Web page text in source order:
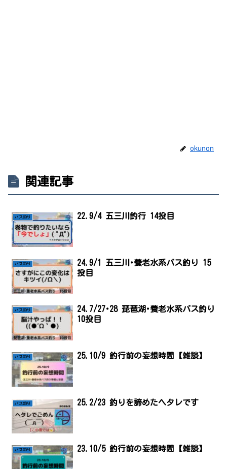
okunon
関連記事
バス釣り 22.9/4 五三川釣行 14投目
バス釣り
24.9/1 五三川･養老水系バス釣り 15
投目
バス釣り
24.7/27･28 琵琶湖･養老水系バス釣り
10投目
バス釣り 25.10/9 釣行前の妄想時間【雑談】
バス釣り 25.2/23 釣りを諦めたヘタレです
バス釣り 23.10/5 釣行前の妄想時間【雑談】